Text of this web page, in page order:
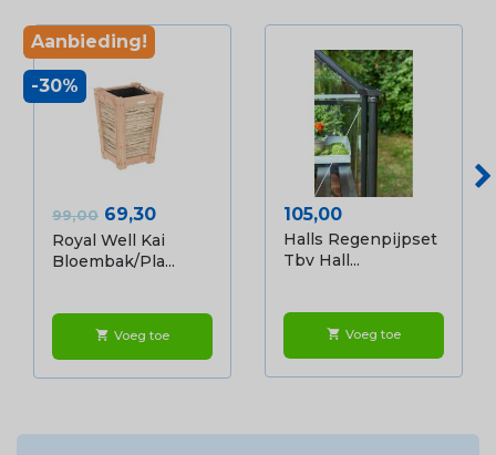
Normale prijs
99,00 Prijs
69,30
Royal Well Kai
Bloembak/pla...
shopping_cart Voeg toe
Aanbieding!
-30%
Prijs
105,00
Halls Regenpijpset
Tbv Hall...
shopping_cart Voeg toe